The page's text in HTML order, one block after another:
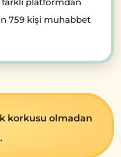
759 kişi muhabbet
korkusu olmadan